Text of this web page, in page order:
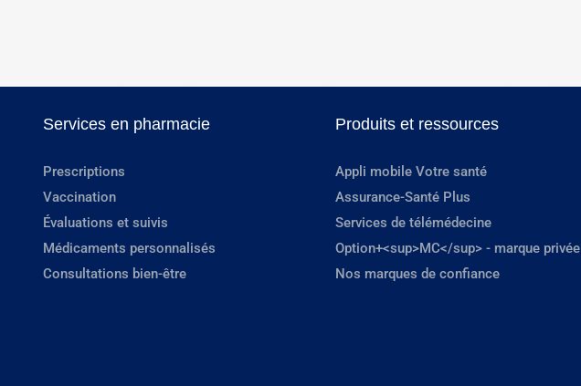
Services en pharmacie
Prescriptions
Vaccination
Évaluations et suivis
Médicaments personnalisés
Consultations bien-être
Produits et ressources
Appli mobile Votre santé
Assurance-Santé Plus
Services de télémédecine
Option+<sup>MC</sup> - marque privée
Nos marques de confiance